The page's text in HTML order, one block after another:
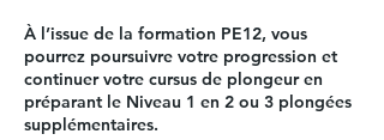
À l’issue de la formation PE12, vous
pourrez poursuivre votre progression et
continuer votre cursus de plongeur en
préparant le Niveau 1 en 2 ou 3 plongées
supplémentaires.